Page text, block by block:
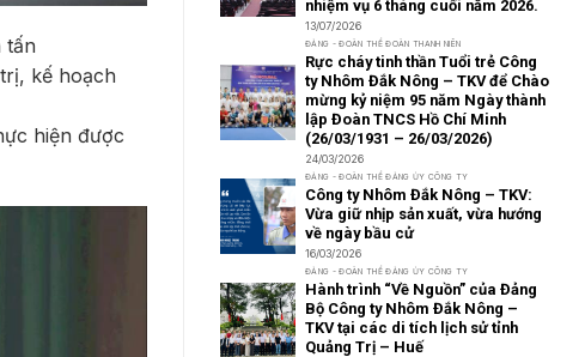
tấn
kế hoạch
hiện được
nhiệm vụ 6 tháng cuối năm 2026.
13/07/2026
ĐẢNG - ĐOÀN THỂ ĐOÀN THANH NIÊN
Rực cháy tinh thần Tuổi trẻ Công
ty Nhôm Đắk Nông – TKV để Chào
mừng kỷ niệm 95 năm Ngày thành
lập Đoàn TNCS Hồ Chí Minh
(26/03/1931 – 26/03/2026)
24/03/2026
ĐẢNG - ĐOÀN THỂ ĐẢNG ỦY CÔNG TY
Công ty Nhôm Đắk Nông – TKV:
Vừa giữ nhịp sản xuất, vừa hướng
về ngày bầu cử
16/03/2026
ĐẢNG - ĐOÀN THỂ ĐẢNG ỦY CÔNG TY
Hành trình “Về Nguồn” của Đảng
Bộ Công ty Nhôm Đắk Nông –
TKV tại các di tích lịch sử tỉnh
Quảng Trị – Huế